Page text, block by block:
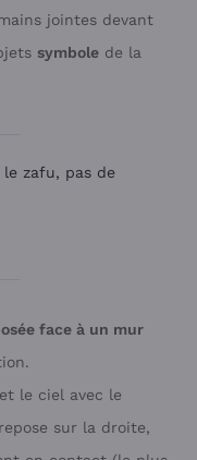
jointes devant
symbole de la
zafu, pas de
face à un mur
le ciel avec le
sur la droite,